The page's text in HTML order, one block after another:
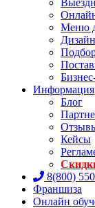
Меню
Информация
Блог
Кейсы
8(800)
Франшиза
Онлайн